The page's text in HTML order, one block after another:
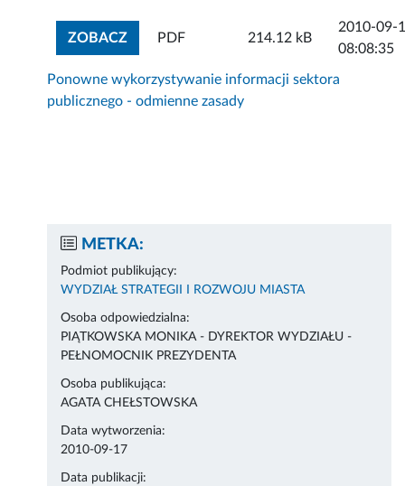
ZOBACZZOBACZ ZAŁĄCZNIK
PDF 214.12 kB
2010-09-
08:08:35
Ponowne wykorzystywanie informacji sektora
publicznego - odmienne zasady
METKA:
Podmiot publikujący:
WYDZIAŁ STRATEGII I ROZWOJU MIASTA
Osoba odpowiedzialna:
PIĄTKOWSKA MONIKA - DYREKTOR WYDZIAŁU -
PEŁNOMOCNIK PREZYDENTA
Osoba publikująca:
AGATA CHEŁSTOWSKA
Data wytworzenia:
2010-09-17
Data publikacji: